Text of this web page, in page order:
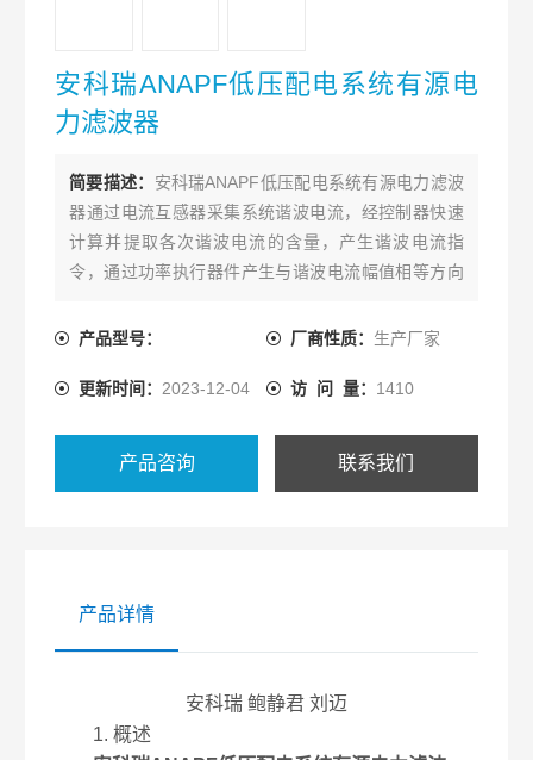
安科瑞ANAPF低压配电系统有源电
力滤波器
简要描述： 安科瑞ANAPF低压配电系统有源电力滤波
器通过电流互感器采集系统谐波电流，经控制器快速
计算并提取各次谐波电流的含量，产生谐波电流指
令，通过功率执行器件产生与谐波电流幅值相等方向
性负载所产生的谐波电流。
产品型号： 厂商性质： 生产厂家
更新时间： 2023-12-04 访 问 量： 1410
产品咨询 联系我们
产品详情
安科瑞 鲍静君 刘迈
1. 概述